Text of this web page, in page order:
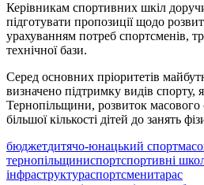
Керівникам спортивних шкіл
підготувати пропозиції щодо
урахуванням потреб спортсменів,
технічної бази.
Серед основних пріоритетів
визначено підтримку видів спорту,
Тернопільщини, розвиток масового
більшої кількості дітей до занять
бюджетдитячо-юнацький спорт
тернопільщиниспортспортивні
інфраструктураспортсменитарас